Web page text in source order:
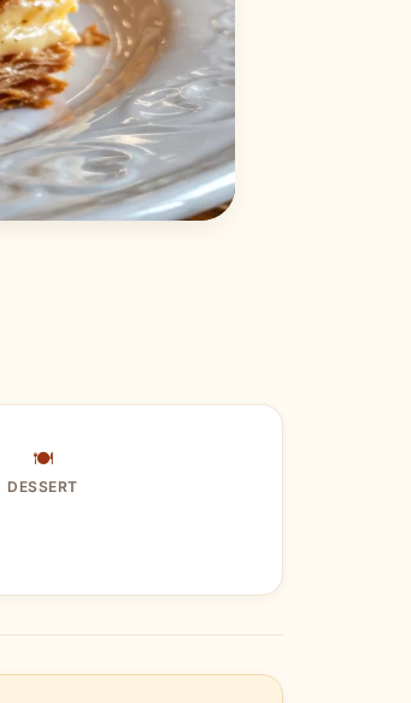
🍽
DESSERT